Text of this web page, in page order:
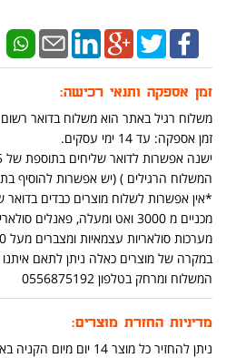
זמן אספקה ותנאי רכישה:
משלוח רגיל באתר הוא משלוח בדואר
זמן אספקה: עד 14 ימי עסקים.
המשלוח הרגילים ) (יש אפשרות להוסיף
*אין אפשרות לשלוח מוצרים כבדים בדואר
מערכות סולאריות עצמאיות ומצברים מעל 30 אמפר)
במקרה של מוצרים כאלה ניתן לתאם
המשלוח ומרחק בטלפון 0556875192
מדיניות החזרת מוצרים:
ניתן להחזיר כל מוצר 14